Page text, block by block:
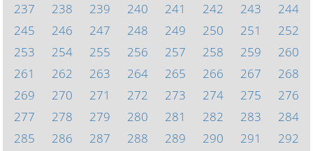
237
238 239 240 241 242 243
244
245
246 247 248 249 250 251
252
253
254 255 256 257 258 259
260
261
262 263 264 265 266 267
268
269
270 271 272 273 274 275
276
277
278 279 280 281 282 283
284
285
286 287 288 289 290 291
292